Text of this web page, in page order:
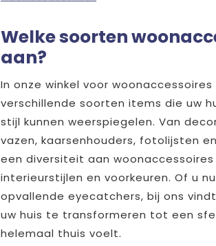
Welke soorten
aan?
In onze winkel voor
verschillende soorten items die uw
stijl kunnen weerspiegelen. Van
vazen, kaarsenhouders, fotolijsten
een diversiteit aan
interieurstijlen en voorkeuren. Of u
opvallende eyecatchers, bij ons
uw huis te transformeren tot een
helemaal thuis voelt.